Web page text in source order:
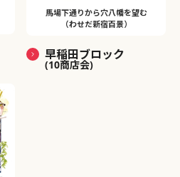
馬場下通りから穴八幡を望む
（わせだ新宿百景）
早稲田ブロック
(10商店会)